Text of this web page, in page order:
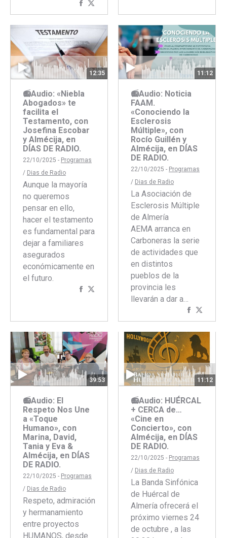
Compartir
con
Facebook
con
Twitter
12:35
📻Audio: «Niebla
Abogados» te
facilita el
Testamento, con
Josefina Escobar
y Almécija, en
DÍAS DE RADIO.
22/10/2025 - Programas
/ Dias de Radio
Aunque la mayoría
no queremos
pensar en ello,
hacer el testamento
es fundamental para
dejar a familiares
asegurados
económicamente en
el futuro.
Compartir
11:12
📻Audio: Noticia
FAAM.
«Conociendo la
Esclerosis
Múltiple», con
Rocío Guillén y
Almécija, en DÍAS
DE RADIO.
22/10/2025 - Programas
/ Dias de Radio
La Asociación de
Esclerosis Múltiple
de Almería
AEMA arranca en
Carboneras la serie
de actividades que
en distintos
pueblos de la
provincia les
llevarán a dar a…
Compartir
concon
39:53
📻Audio: El
Respeto Nos Une
a «Toque
Humano», con
Marina, David,
Tania y Eva &
Almécija, en DÍAS
DE RADIO.
22/10/2025 - Programas
/ Dias de Radio
Respeto, admiración
y hermanamiento
entre proyectos
HUMANOS, desde
11:12
📻Audio: HUÉRCAL
+ CERCA de…
«Cine en
Concierto», con
Almécija, en DÍAS
DE RADIO.
22/10/2025 - Programas
/ Dias de Radio
La Banda Sinfónica
de Huércal de
Almería ofrecerá el
próximo viernes 24
de octubre , a las